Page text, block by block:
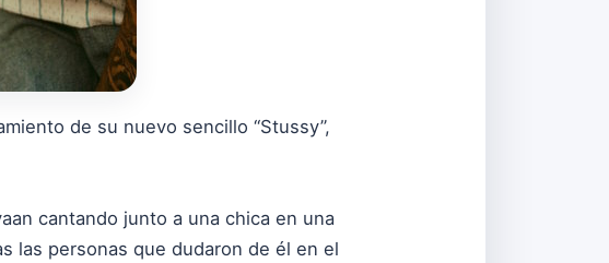
de su nuevo sencillo “Stussy”,
cantando junto a una chica en una
las personas que dudaron de él en el